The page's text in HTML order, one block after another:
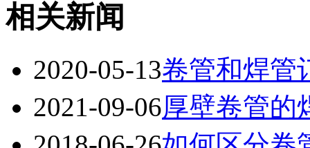
相关新闻
2020-05-13卷管和焊管
2021-09-06厚壁卷管的